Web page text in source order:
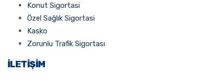
Konut Sigortasi
Özel Sağlık Sigortasi
Kasko
Zorunlu Trafik Sigortası
İLETIŞIM